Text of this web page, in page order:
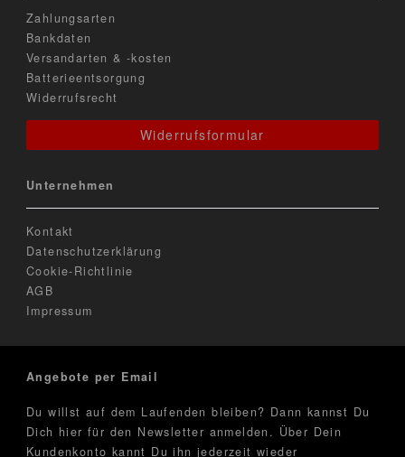
Zahlungsarten
Bankdaten
Versandarten & -kosten
Batterieentsorgung
Widerrufsrecht
Widerrufsformular
Unternehmen
Kontakt
Datenschutzerklärung
Cookie-Richtlinie
AGB
Impressum
Angebote per Email
Du willst auf dem Laufenden bleiben? Dann kannst Du
Dich hier für den Newsletter anmelden. Über Dein
Kundenkonto kannt Du ihn jederzeit wieder